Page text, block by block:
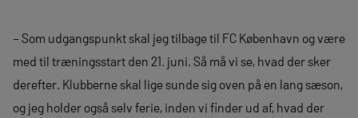
– Som udgangspunkt skal jeg tilbage til FC København og være
med til træningsstart den 21. juni. Så må vi se, hvad der sker
derefter. Klubberne skal lige sunde sig oven på en lang sæson,
og jeg holder også selv ferie, inden vi finder ud af, hvad der